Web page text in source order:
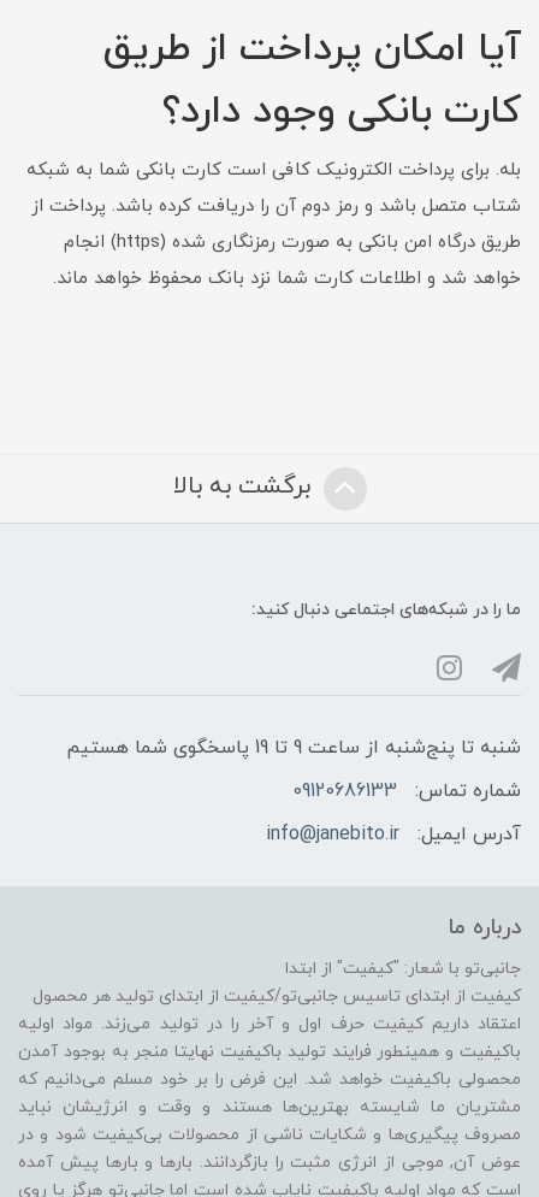
آیا امکان پرداخت از طریق
کارت بانکی وجود دارد؟
بله. برای پرداخت الکترونیک کافی است کارت بانکی شما به شبکه
شتاب متصل باشد و رمز دوم آن را دریافت کرده باشد. پرداخت از
طریق درگاه امن بانکی به صورت رمزنگاری شده (https) انجام
خواهد شد و اطلاعات کارت شما نزد بانک محفوظ خواهد ماند.
برگشت به بالا
ما را در شبکه‌های اجتماعی دنبال کنید:
شنبه تا پنج‌شنبه از ساعت 9 تا 19 پاسخگوی شما هستیم
شماره تماس:
09120686133
آدرس ایمیل:
info@janebito.ir
درباره ما
جانبی‌تو با شعار: "کیفیت" از ابتدا
کیفیت از ابتدای تاسیس جانبی‌تو/کیفیت از ابتدای تولید هر محصول
اعتقاد داریم کیفیت حرف اول و آخر را در تولید می‌زند. مواد اولیه
باکیفیت و همینطور فرایند تولید باکیفیت نهایتا منجر به بوجود آمدن
محصولی باکیفیت خواهد شد. این فرض را بر خود مسلم می‌دانیم که
مشتریان ما شایسته بهترین‌ها هستند و وقت و انرژیشان نباید
مصروف پیگیری‌ها و شکایات ناشی از محصولات بی‌کیفیت شود و در
عوض آن, موجی از انرژی مثبت را بازگردانند. بارها و بارها پیش آمده
است که مواد اولیه باکیفیت نایاب شده است اما جانبی‌تو هرگز پا روی